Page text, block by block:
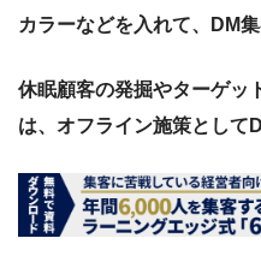
カラーなどを入れて、DM
休眠顧客の発掘やターゲッ
は、オフライン施策として